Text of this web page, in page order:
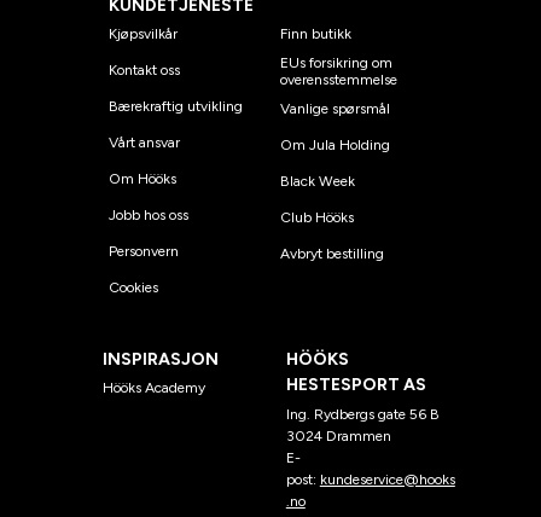
KUNDETJENESTE
Kjøpsvilkår
Kontakt oss
Bærekraftig utvikling
Vårt ansvar
Om Hööks
Jobb hos oss
Personvern
Cookies
Finn butikk
EUs forsikring om
overensstemmelse
Vanlige spørsmål
Om Jula Holding
Black Week
Club Hööks
Avbryt bestilling
INSPIRASJON
Hööks Academy
HÖÖKS
HESTESPORT AS
Ing. Rydbergs gate 56 B
3024 Drammen
E-
post: kundeservice@hooks
.no